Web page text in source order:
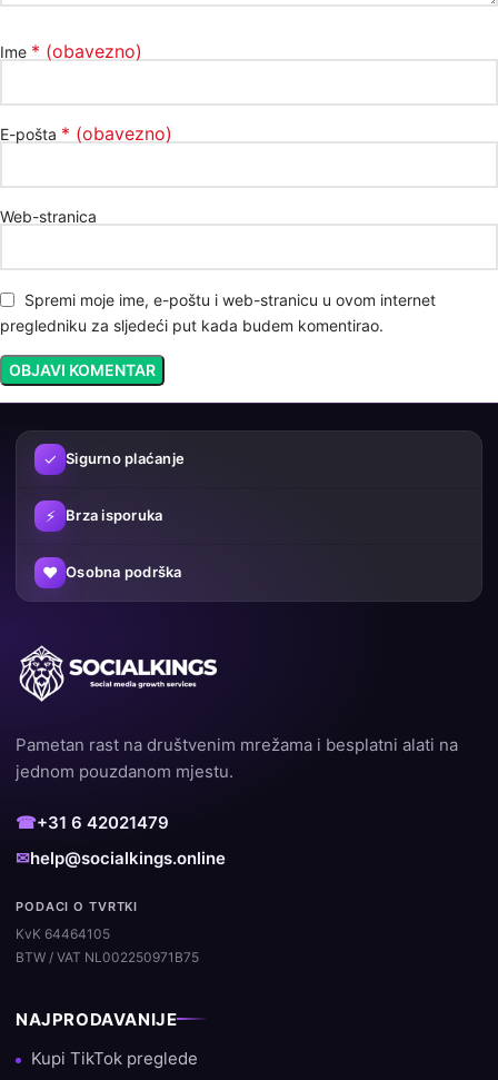
Ime * (obavezno)
E-pošta * (obavezno)
Web-stranica
Spremi moje ime, e-poštu i web-stranicu u ovom internet
pregledniku za sljedeći put kada budem komentirao.
✓ Sigurno plaćanje
⚡ Brza isporuka
♥ Osobna podrška
Pametan rast na društvenim mrežama i besplatni alati na
jednom pouzdanom mjestu.
☎+31 6 42021479
✉help@socialkings.online
PODACI O TVRTKI
KvK 64464105
BTW / VAT NL002250971B75
NAJPRODAVANIJE
Kupi TikTok preglede